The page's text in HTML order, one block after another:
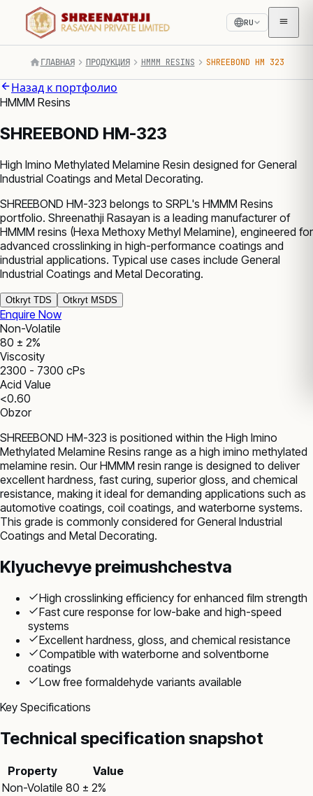
RU
ГЛАВНАЯ ПРОДУКЦИЯ HMMM RESINS SHREEBOND HM 323
Назад к портфолио
HMMM Resins
SHREEBOND HM-323
High Imino Methylated Melamine Resin designed for General
Industrial Coatings and Metal Decorating.
SHREEBOND HM-323 belongs to SRPL's HMMM Resins
portfolio. Shreenathji Rasayan is a leading manufacturer of
HMMM resins (Hexa Methoxy Methyl Melamine), engineered for
advanced crosslinking in high-performance coatings and
industrial applications. Typical use cases include General
Industrial Coatings and Metal Decorating.
Otkryt TDS Otkryt MSDS
Enquire Now
Non-Volatile
80 ± 2%
Viscosity
2300 - 7300 cPs
Acid Value
<0.60
Obzor
SHREEBOND HM-323 is positioned within the High Imino
Methylated Melamine Resins range as a high imino methylated
melamine resin. Our HMMM resin range is designed to deliver
excellent hardness, fast curing, superior gloss, and chemical
resistance, making it ideal for demanding applications such as
automotive coatings, coil coatings, and waterborne systems.
This grade is commonly considered for General Industrial
Coatings and Metal Decorating.
Klyuchevye preimushchestva
High crosslinking efficiency for enhanced film strength
Fast cure response for low-bake and high-speed
systems
Excellent hardness, gloss, and chemical resistance
Compatible with waterborne and solventborne
coatings
Low free formaldehyde variants available
Key Specifications
Technical specification snapshot
Property
Value
Non-Volatile 80 ± 2%